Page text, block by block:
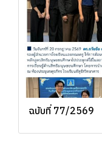
ฉบับที่ 77/2569